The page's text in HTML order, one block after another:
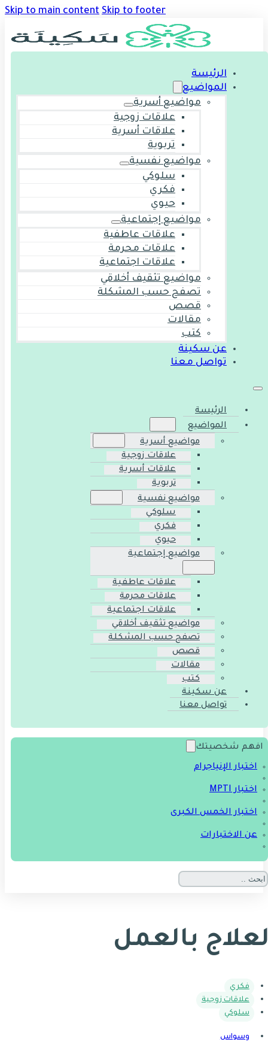
Skip to main content Skip to footer
الرئيسة
المواضيع
مواضيع أسرية
علاقات زوجية
علاقات أسرية
تربوية
مواضيع نفسية
سلوكي
فكري
حيوي
مواضيع إجتماعية
علاقات عاطفية
علاقات محرمة
علاقات اجتماعية
مواضيع تثقيف أخلاقي
تصفح حسب المشكلة
قصص
مقالات
كتب
عن سكينة
تواصل معنا
الرئيسة
المواضيع
مواضيع أسرية
علاقات زوجية
علاقات أسرية
تربوية
مواضيع نفسية
سلوكي
فكري
حيوي
مواضيع إجتماعية
علاقات عاطفية
علاقات محرمة
علاقات اجتماعية
مواضيع تثقيف أخلاقي
تصفح حسب المشكلة
قصص
مقالات
كتب
عن سكينة
تواصل معنا
افهم شخصيتك
اختبار الإنياجرام
اختبار MPTI
اختبار الخمس الكبرى
عن الاختبارات
بالعمل
فكري
علاقات زوجية
سلوكي
وسواس